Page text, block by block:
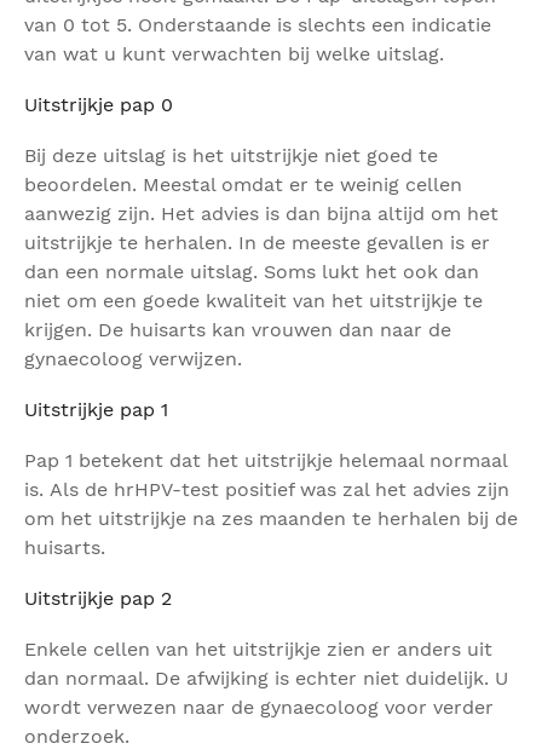
van 0 tot 5. Onderstaande is slechts een indicatie
van wat u kunt verwachten bij welke uitslag.
Uitstrijkje pap 0
Bij deze uitslag is het uitstrijkje niet goed te
beoordelen. Meestal omdat er te weinig cellen
aanwezig zijn. Het advies is dan bijna altijd om het
uitstrijkje te herhalen. In de meeste gevallen is er
dan een normale uitslag. Soms lukt het ook dan
niet om een goede kwaliteit van het uitstrijkje te
krijgen. De huisarts kan vrouwen dan naar de
gynaecoloog verwijzen.
Uitstrijkje pap 1
Pap 1 betekent dat het uitstrijkje helemaal normaal
is. Als de hrHPV-test positief was zal het advies zijn
om het uitstrijkje na zes maanden te herhalen bij de
huisarts.
Uitstrijkje pap 2
Enkele cellen van het uitstrijkje zien er anders uit
dan normaal. De afwijking is echter niet duidelijk. U
wordt verwezen naar de gynaecoloog voor verder
onderzoek.